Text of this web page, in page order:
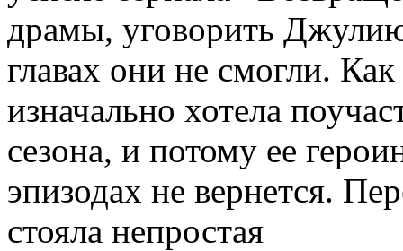
драмы, уговорить
главах они не смогли.
изначально хотела
сезона, и потому ее
эпизодах не вернется.
стояла непростая